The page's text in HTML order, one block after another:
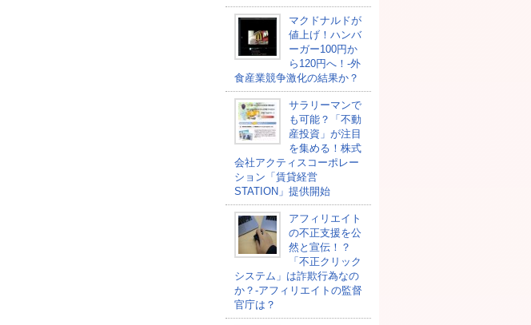
マクドナルドが
値上げ！ハンバ
ーガー100円か
ら120円へ！-外
食産業競争激化の結果か？
サラリーマンで
も可能？「不動
産投資」が注目
を集める！株式
会社アクティスコーポレー
ション「賃貸経営
STATION」提供開始
アフィリエイト
の不正支援を公
然と宣伝！？
「不正クリック
システム」は詐欺行為なの
か？-アフィリエイトの監督
官庁は？